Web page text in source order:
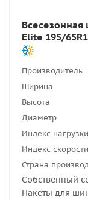
Всесезонная
Elite 195/
Производитель
Ширина
Высота
Диаметр
Индекс нагрузки
Индекс скорости
Страна
Собственный
Пакеты для